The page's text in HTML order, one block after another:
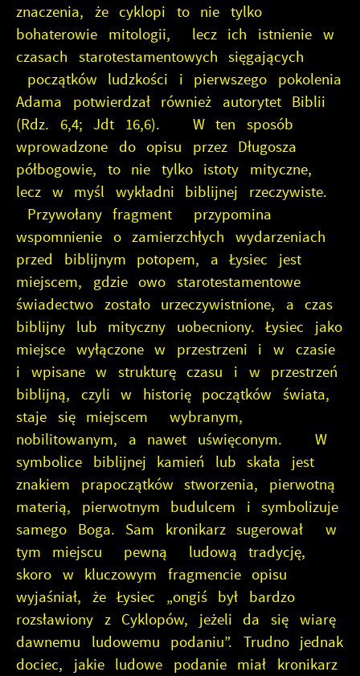
znaczenia, że cyklopi to nie tylko
bohaterowie mitologii, lecz ich istnienie w
czasach starotestamentowych sięgających
początków ludzkości i pierwszego pokolenia
Adama potwierdzał również autorytet Biblii
(Rdz. 6,4; Jdt 16,6). W ten sposób
wprowadzone do opisu przez Długosza
półbogowie, to nie tylko istoty mityczne,
lecz w myśl wykładni biblijnej rzeczywiste.
Przywołany fragment przypomina
wspomnienie o zamierzchłych wydarzeniach
przed biblijnym potopem, a Łysiec jest
miejscem, gdzie owo starotestamentowe
świadectwo zostało urzeczywistnione, a czas
biblijny lub mityczny uobecniony. Łysiec jako
miejsce wyłączone w przestrzeni i w czasie
i wpisane w strukturę czasu i w przestrzeń
biblijną, czyli w historię początków świata,
staje się miejscem wybranym,
nobilitowanym, a nawet uświęconym. W
symbolice biblijnej kamień lub skała jest
znakiem prapoczątków stworzenia, pierwotną
materią, pierwotnym budulcem i symbolizuje
samego Boga. Sam kronikarz sugerował w
tym miejscu pewną ludową tradycję,
skoro w kluczowym fragmencie opisu
wyjaśniał, że Łysiec „ongiś był bardzo
rozsławiony z Cyklopów, jeżeli da się wiarę
dawnemu ludowemu podaniu”. Trudno jednak
dociec, jakie ludowe podanie miał kronikarz